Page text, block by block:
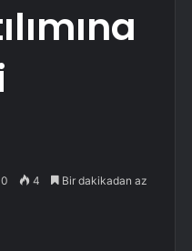
0 4 Bir dakikadan az